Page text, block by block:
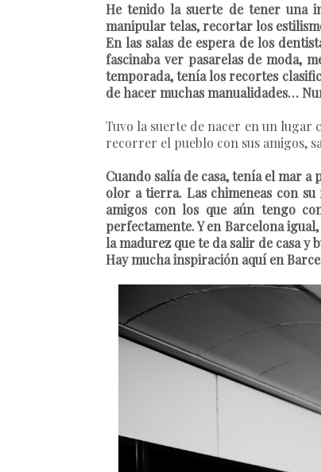
He tenido la suerte de tener una
manipular telas, recortar los
En las salas de espera de los
fascinaba ver pasarelas de moda,
temporada, tenía los recortes
de hacer muchas manualidades…
Tuvo la suerte de nacer en un lugar
recorrer el pueblo con sus amigos,
Cuando salía de casa, tenía el mar
olor a tierra. Las chimeneas con
amigos con los que aún tengo
perfectamente. Y en Barcelona
la madurez que te da salir de casa y
Hay mucha inspiración aquí en